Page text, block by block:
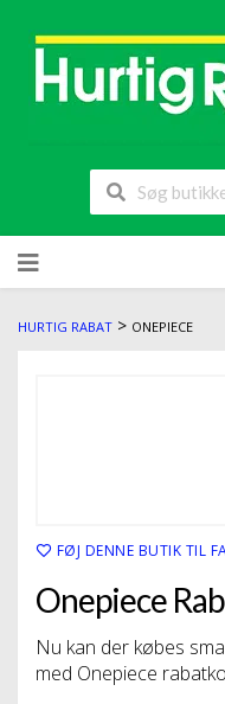
HURTIG RABAT > ONEPIECE
FØJ DENNE BUTIK TIL
Onepiece
Nu kan der købes
med Onepiece